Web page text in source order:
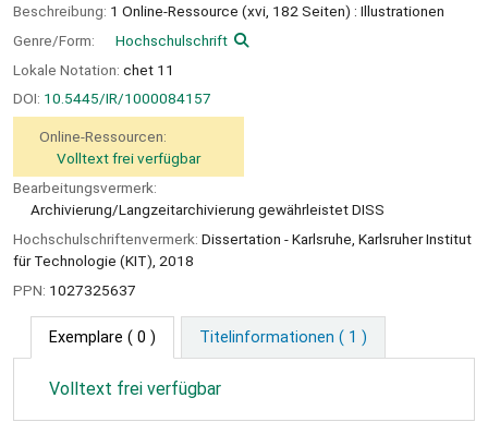
Beschreibung: 1 Online-Ressource (xvi, 182 Seiten) : Illustrationen
Genre/Form:
Hochschulschrift
Lokale Notation: chet 11
DOI: 10.5445/IR/1000084157
Online-Ressourcen:
Volltext frei verfügbar
Bearbeitungsvermerk:
Archivierung/Langzeitarchivierung gewährleistet DISS
Hochschulschriftenvermerk: Dissertation - Karlsruhe, Karlsruher Institut
für Technologie (KIT), 2018
PPN: 1027325637
Exemplare ( 0 ) Titelinformationen ( 1 )
Volltext frei verfügbar